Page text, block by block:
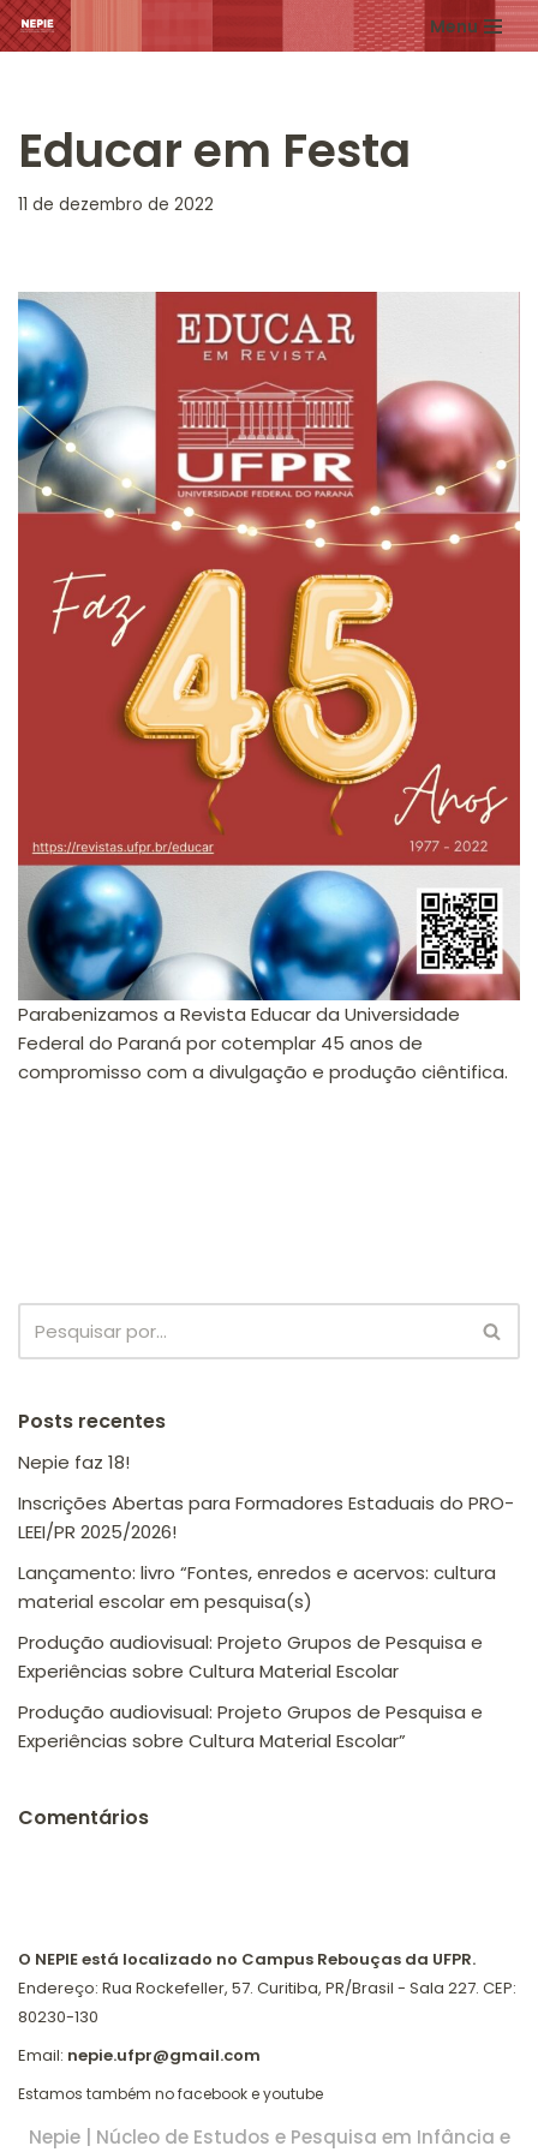
conteúdo
Menu
Educar em Festa
11 de dezembro de 2022
Parabenizamos a Revista Educar da Universidade
Federal do Paraná por cotemplar 45 anos de
compromisso com a divulgação e produção ciêntifica.
Posts recentes
Nepie faz 18!
Inscrições Abertas para Formadores Estaduais do PRO-
LEEI/PR 2025/2026!
Lançamento: livro “Fontes, enredos e acervos: cultura
material escolar em pesquisa(s)
Produção audiovisual: Projeto Grupos de Pesquisa e
Experiências sobre Cultura Material Escolar
Produção audiovisual: Projeto Grupos de Pesquisa e
Experiências sobre Cultura Material Escolar”
Comentários
O NEPIE está localizado no Campus Rebouças da UFPR.
Endereço: Rua Rockefeller, 57. Curitiba, PR/Brasil - Sala 227. CEP:
80230-130
Email: nepie.ufpr@gmail.com
Estamos também nofacebookeyoutube
Nepie | Núcleo de Estudos e Pesquisa em Infância e